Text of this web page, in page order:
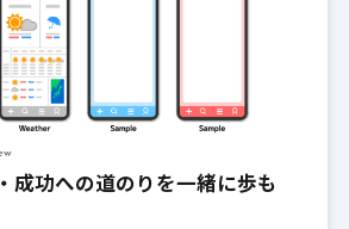
成功への道のりを一緒に歩も